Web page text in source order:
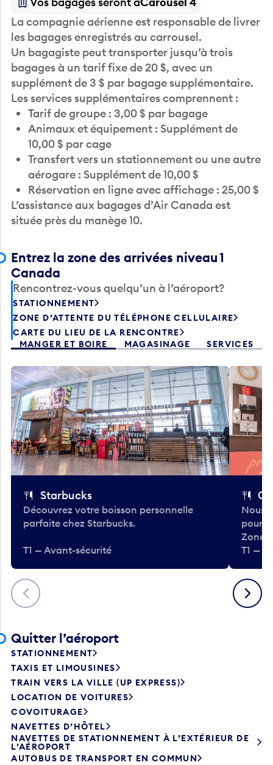
La compagnie aérienne est responsable de livrer
les bagages enregistrés au carrousel.
Un bagagiste peut transporter jusqu’à trois
bagages à un tarif fixe de 20 $, avec un
supplément de 3 $ par bagage supplémentaire.
Les services supplémentaires comprennent :
Tarif de groupe : 3,00 $ par bagage
Animaux et équipement : Supplément de
10,00 $ par cage
Transfert vers un stationnement ou une autre
aérogare : Supplément de 10,00 $
Réservation en ligne avec affichage : 25,00 $
L’assistance aux bagages d’Air Canada est
située près du manège 10.
Canada
Rencontrez-vous quelqu’un à l’aéroport?
STATIONNEMENT
ZONE D’ATTENTE DU TÉLÉPHONE CELLULAIRE
CARTE DU LIEU DE LA RENCONTRE
MANGER ET BOIRE
MAGASINAGE
Précédent
Découvrez votre boisson personnelle
parfaite chez Starbucks.
Nous
pour
Zone.
T1 —
Suivant
STATIONNEMENT
TAXIS ET LIMOUSINES
TRAIN VERS LA VILLE (UP EXPRESS)
LOCATION DE VOITURES
COVOITURAGE
NAVETTES D’HÔTEL
NAVETTES DE STATIONNEMENT À L’EXTÉRIEUR DE
L’AÉROPORT
AUTOBUS DE TRANSPORT EN COMMUN
TRANSPORT SUR DE LONGUES DISTANCES